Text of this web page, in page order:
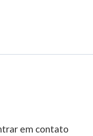
em contato